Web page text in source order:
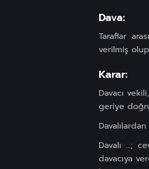
Dava:
Taraflar
verilmiş
Karar:
Davacı
geriye
Davalı …;
davacıya